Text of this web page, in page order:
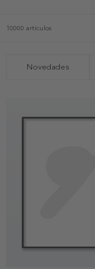
10000 artículos
Novedades